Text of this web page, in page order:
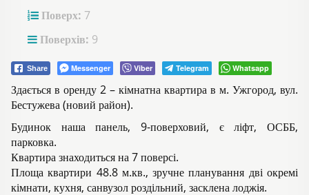
Поверх: 7
Поверхів: 9
Share Messenger Viber Telegram Whatsapp
Здається в оренду 2 – кімнатна квартира в м. Ужгород, вул.
Бестужева (новий район).
Будинок наша панель, 9-поверховий, є ліфт, ОСББ,
парковка.
Квартира знаходиться на 7 поверсі.
Площа квартири 48.8 м.кв., зручне планування дві окремі
кімнати, кухня, санвузол роздільний, засклена лоджія.